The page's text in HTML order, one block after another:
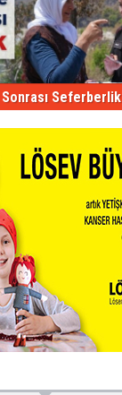
Seferberlik